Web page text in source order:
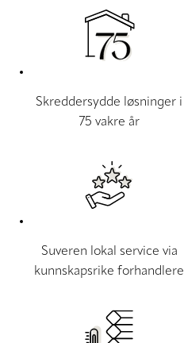
Skreddersydde løsninger i
75 vakre år
Suveren lokal service via
kunnskapsrike forhandlere